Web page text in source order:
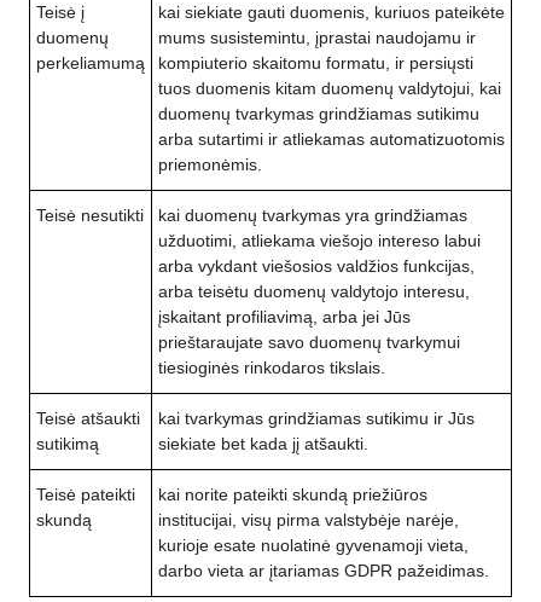
Teisė į
duomenų
perkeliamumą
kai siekiate gauti duomenis, kuriuos pateikėte
mums susistemintu, įprastai naudojamu ir
kompiuterio skaitomu formatu, ir persiųsti
tuos duomenis kitam duomenų valdytojui, kai
duomenų tvarkymas grindžiamas sutikimu
arba sutartimi ir atliekamas automatizuotomis
priemonėmis.
Teisė nesutikti
kai duomenų tvarkymas yra grindžiamas
užduotimi, atliekama viešojo intereso labui
arba vykdant viešosios valdžios funkcijas,
arba teisėtu duomenų valdytojo interesu,
įskaitant profiliavimą, arba jei Jūs
prieštaraujate savo duomenų tvarkymui
tiesioginės rinkodaros tikslais.
Teisė atšaukti
sutikimą
kai tvarkymas grindžiamas sutikimu ir Jūs
siekiate bet kada jį atšaukti.
Teisė pateikti
skundą
kai norite pateikti skundą priežiūros
institucijai, visų pirma valstybėje narėje,
kurioje esate nuolatinė gyvenamoji vieta,
darbo vieta ar įtariamas GDPR pažeidimas.